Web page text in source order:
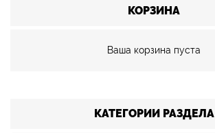
КОРЗИНА
Ваша корзина пуста
КАТЕГОРИИ РАЗДЕЛА